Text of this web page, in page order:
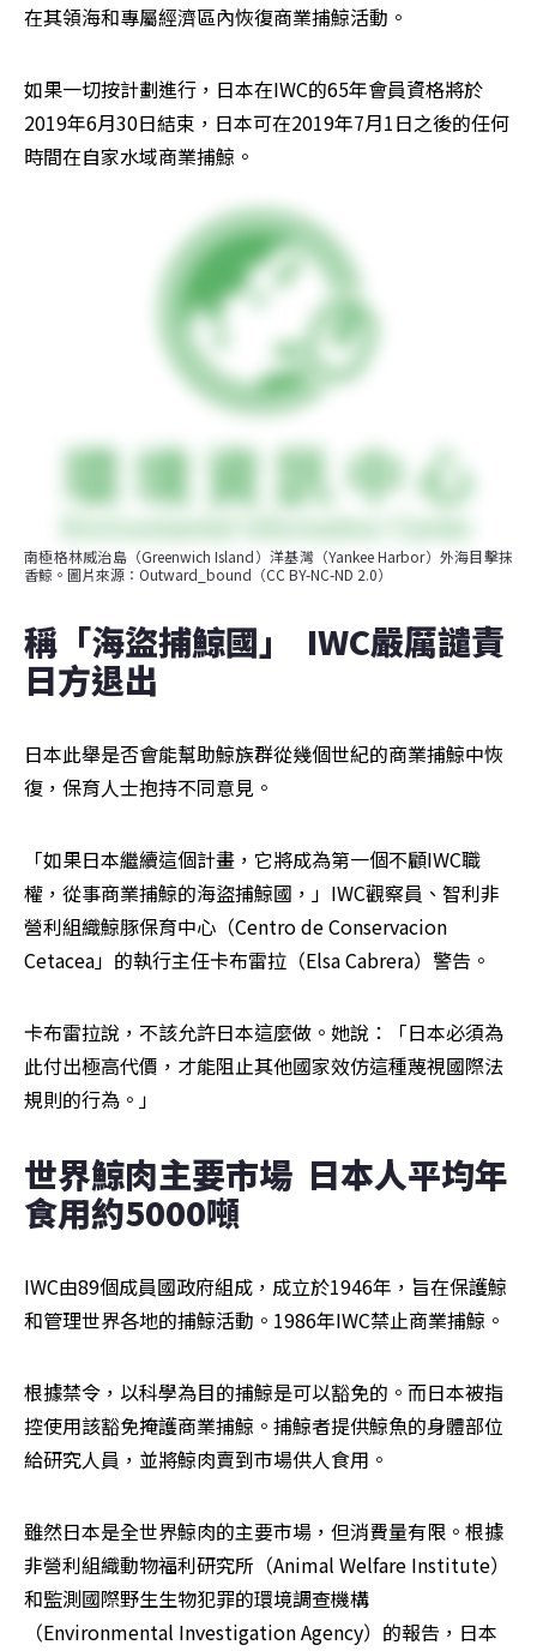
在其領海和專屬經濟區內恢復商業捕鯨活動。
如果一切按計劃進行，日本在IWC的65年會員資格將於
2019年6月30日結束，日本可在2019年7月1日之後的任何
時間在自家水域商業捕鯨。
南極格林威治島（Greenwich Island）洋基灣（Yankee Harbor）外海目擊抹
香鯨。圖片來源：Outward_bound（CC BY-NC-ND 2.0）
稱「海盜捕鯨國」  IWC嚴厲譴責
日方退出
日本此舉是否會能幫助鯨族群從幾個世紀的商業捕鯨中恢
復，保育人士抱持不同意見。
「如果日本繼續這個計畫，它將成為第一個不顧IWC職
權，從事商業捕鯨的海盜捕鯨國，」IWC觀察員、智利非
營利組織鯨豚保育中心（Centro de Conservacion
Cetacea」的執行主任卡布雷拉（Elsa Cabrera）警告。
卡布雷拉說，不該允許日本這麼做。她說：「日本必須為
此付出極高代價，才能阻止其他國家效仿這種蔑視國際法
規則的行為。」
世界鯨肉主要市場  日本人平均年
食用約5000噸
IWC由89個成員國政府組成，成立於1946年，旨在保護鯨
和管理世界各地的捕鯨活動。1986年IWC禁止商業捕鯨。
根據禁令，以科學為目的捕鯨是可以豁免的。而日本被指
控使用該豁免掩護商業捕鯨。捕鯨者提供鯨魚的身體部位
給研究人員，並將鯨肉賣到市場供人食用。
雖然日本是全世界鯨肉的主要市場，但消費量有限。根據
非營利組織動物福利研究所（Animal Welfare Institute）
和監測國際野生生物犯罪的環境調查機構
（Environmental Investigation Agency）的報告，日本